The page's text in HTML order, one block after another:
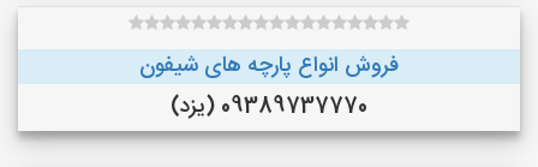
فروش انواع پارچه های شیفون
09389737770 (یزد)